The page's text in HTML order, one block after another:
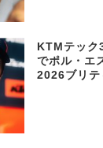
KTMテック
でポル・エ
2026ブリテ